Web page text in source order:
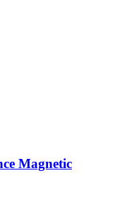
Magnetic